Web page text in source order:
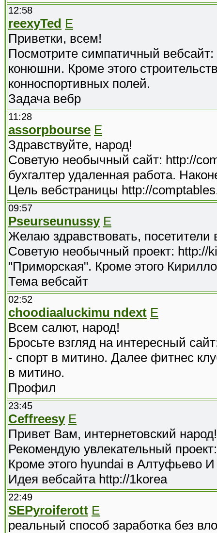
12:58
reexyTed E
Приветки, всем!
Посмотрите симпатичный
конюшни. Кроме этого
конноспортивных полей.
Задача вебр
11:28
assorpbourse E
Здравствуйте, народ!
Советую необычный сайт: http://
бухгалтер удаленная работа.
Цель вебстраницы http://
09:57
Pseurseunussy E
Желаю здравствовать, посетители
Советую необычный проект: http://
"Приморская". Кроме этого
Тема вебсайт
02:52
choodiaaluckimu ndext E
Всем салют, народ!
Бросьте взгляд на интересный
- спорт в митино. Далее фитнес
в митино.
Профил
23:45
Ceffreesy E
Привет Вам, интернетовский народ!
Рекомендую увлекательный
Кроме этого hyundai в Алтуфьево
Идея вебсайта http://1korea
22:49
SEPyroiferott E
реальный способ заработка без